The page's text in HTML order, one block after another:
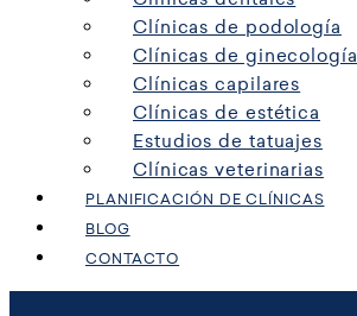
Clínicas de podología
Clínicas de ginecología
Clínicas capilares
Clínicas de estética
Estudios de tatuajes
Clínicas veterinarias
PLANIFICACIÓN DE CLÍNICAS
BLOG
CONTACTO